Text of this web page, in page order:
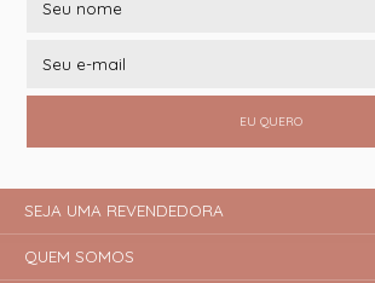
EU QUERO
SEJA UMA REVENDEDORA
QUEM SOMOS